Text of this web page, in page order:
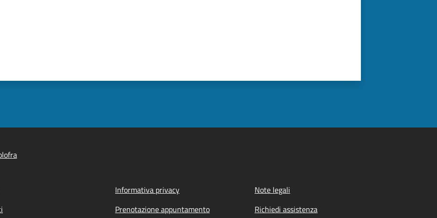
Informativa privacy
Note legali
Prenotazione appuntamento Richiedi assistenza